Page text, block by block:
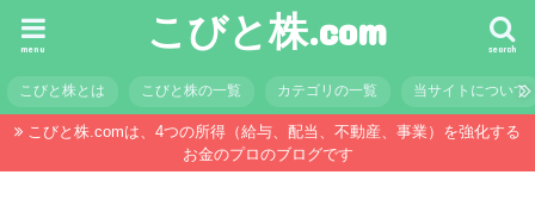
こびと株.com search
menu
こびと株とは こびと株の一覧 カテゴリの一覧 当サイトについて
こびと株.comは、4つの所得（給与、配当、不動産、事業）を強化する
お金のプロのブログです